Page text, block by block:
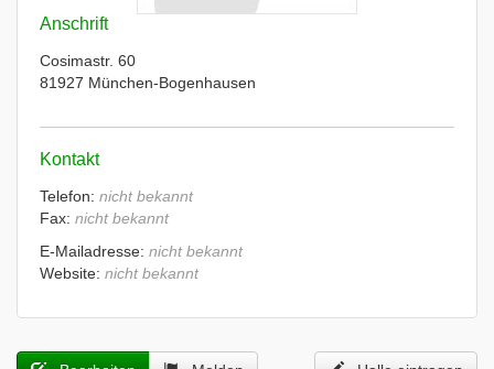
Anschrift
Cosimastr. 60
81927 München-Bogenhausen
Kontakt
Telefon: nicht bekannt
Fax: nicht bekannt
E-Mailadresse: nicht bekannt
Website: nicht bekannt